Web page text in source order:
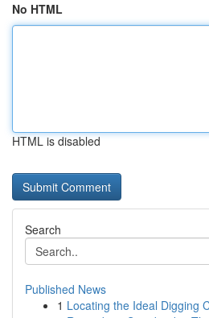
No HTML
HTML is disabled
Search
Published News
1 Locating the Ideal Digging